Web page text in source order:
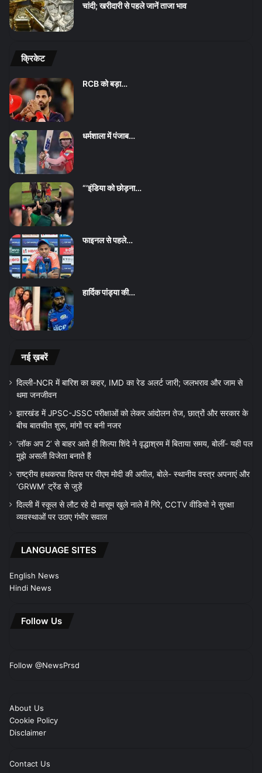
चांदी; खरीदारी से पहले जानें ताजा भाव
क्रिकेट
RCB को बड़ा…
धर्मशाला में पंजाब…
“’इंडिया को छोड़ना…
फाइनल से पहले…
हार्दिक पांड्या की…
नई ख़बरें
दिल्ली-NCR में बारिश का कहर, IMD का रेड अलर्ट जारी; जलभराव और जाम से
थमा जनजीवन
झारखंड में JPSC-JSSC परीक्षाओं को लेकर आंदोलन तेज, छात्रों और सरकार के
बीच बातचीत शुरू, मांगों पर बनी नजर
‘लॉक अप 2’ से बाहर आते ही शिल्पा शिंदे ने वृद्धाश्रम में बिताया समय, बोलीं- यही पल
मुझे असली विजेता बनाते हैं
राष्ट्रीय हथकरघा दिवस पर पीएम मोदी की अपील, बोले- स्थानीय वस्त्र अपनाएं और
‘GRWM’ ट्रेंड से जुड़ें
दिल्ली में स्कूल से लौट रहे दो मासूम खुले नाले में गिरे, CCTV वीडियो ने सुरक्षा
व्यवस्थाओं पर उठाए गंभीर सवाल
LANGUAGE SITES
English News
Hindi News
Follow Us
Follow @NewsPrsd
About Us
Cookie Policy
Disclaimer
Contact Us